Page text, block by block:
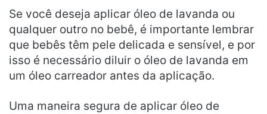
Se você deseja aplicar óleo de lavanda ou
qualquer outro no bebê, é importante lembrar
que bebês têm pele delicada e sensível, e por
isso é necessário diluir o óleo de lavanda em
um óleo carreador antes da aplicação.
Uma maneira segura de aplicar óleo de